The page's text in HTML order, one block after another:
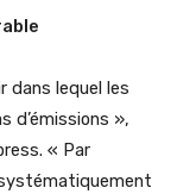
dans lequel les
d’émissions »,
« Par